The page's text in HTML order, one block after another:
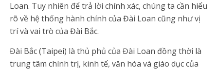
Loan. Tuy nhiên để trả lời chính xác, chúng ta cần hiểu
rõ về hệ thống hành chính của Đài Loan cũng như vị
trí và vai trò của Đài Bắc.
Đài Bắc (Taipei) là thủ phủ của Đài Loan đồng thời là
trung tâm chính trị, kinh tế, văn hóa và giáo dục của